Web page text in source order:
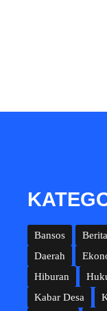
Bansos Berita
Daerah
Hiburan
Kabar Desa